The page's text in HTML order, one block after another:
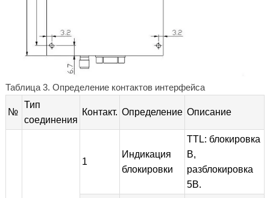
Таблица 3. Определение контактов интерфейса
№
Тип
соединения
Контакт. Определение Описание
1
Индикация
блокировки
TTL: блокировка
В,
разблокировка
5В.